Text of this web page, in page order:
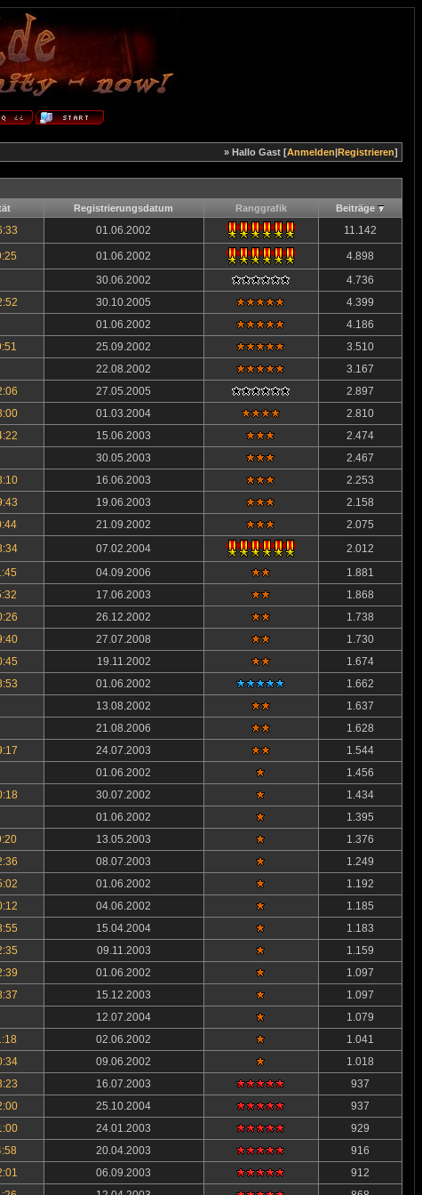
» Hallo Gast [Anmelden|Registrieren]
Registrierungsdatum Ranggrafik Beiträge
01.06.2002 11.142
01.06.2002
4.898
30.06.2002
4.736
30.10.2005
4.399
01.06.2002
4.186
25.09.2002
3.510
22.08.2002
3.167
27.05.2005
2.897
01.03.2004
2.810
15.06.2003
2.474
30.05.2003
2.467
16.06.2003
2.253
19.06.2003
2.158
21.09.2002
2.075
07.02.2004
2.012
04.09.2006
1.881
17.06.2003
1.868
26.12.2002
1.738
27.07.2008
1.730
19.11.2002
1.674
01.06.2002
1.662
13.08.2002
1.637
21.08.2006
1.628
24.07.2003
1.544
01.06.2002
1.456
30.07.2002
1.434
01.06.2002
1.395
13.05.2003
1.376
08.07.2003
1.249
01.06.2002
1.192
04.06.2002
1.185
15.04.2004
1.183
09.11.2003
1.159
01.06.2002
1.097
15.12.2003
1.097
12.07.2004
1.079
02.06.2002
1.041
09.06.2002
1.018
16.07.2003
937
25.10.2004
937
24.01.2003
929
20.04.2003
916
06.09.2003
912